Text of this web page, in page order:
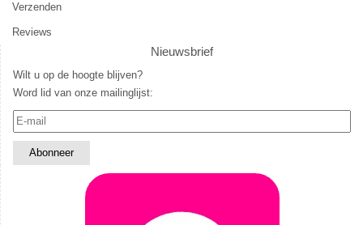
Verzenden
Reviews
Nieuwsbrief
Wilt u op de hoogte blijven?
Word lid van onze mailinglijst: